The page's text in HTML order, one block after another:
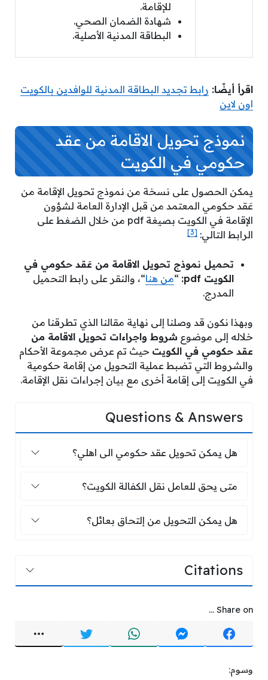
للإقامة.
شهادة الضمان الصحي.
البطاقة المدنية الأصلية.
اقرأ أيضًا: رابط تجديد البطاقة المدنية للوافدين بالكويت
اون لاين
نموذج تحويل الاقامة من عقد
حكومي في الكويت
يمكن الحصول على نسخة من نموذج تحويل الإقامة من
عَقد حكومي المعتمد من قبل الإدارة العامة لشؤون
الإقامة في الكويت بصيغة pdf من خلال الضغط على
الرابط التالي: [3]
تحميل نموذج تحويل الاقامة من عَقد حكومي في
الكويت pdf:
“من هنا“، والنقر على رابط التحميل
المدرج.
وبهذا نكون قد وصلنا إلى نهاية مقالنا الذي تطرقنا من
خلاله إلى موضوع شروط واجراءات تحويل الاقامة من
عقد حكومي في الكويت حيث تم عرض مجموعة الأحكام
والشروط التي تضبط عملية التحويل من إقامة حكومية
في الكويت إلى إقامة أخرى مع بيان إجراءات نقل الإقامة.
Questions & Answers
هل يمكن تحويل عقد حكومي الى اهلي؟
هل يمكن تحويل عقد حكومي الى اهلي؟
متى يحق للعامل نقل الكفالة الكويت؟
متى يحق للعامل نقل الكفالة الكويت؟
هل يمكن التحويل من إلتحاق بعائل؟
هل يمكن التحويل من إلتحاق بعائل؟
Citations
Share on ...
وسوم: